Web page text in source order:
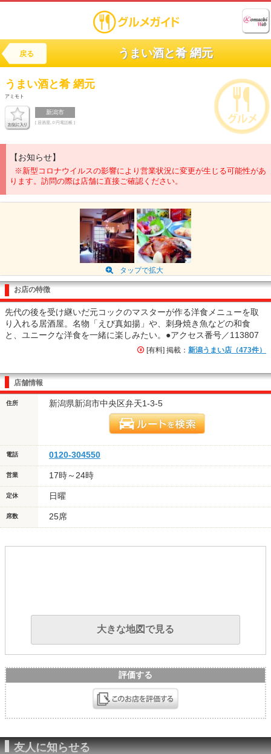
戻る うまい酒と肴 網元
うまい酒と肴 網元
アミモト
新潟市
[ 居酒屋,０円電話帳 ]
【お知らせ】
※新型コロナウイルスの影響により営業状況に変更が生じる可能性があ
ります。訪問の際は店舗に直接ご確認ください。
タップで拡大
お店の特徴
先代の後を受け継いだ元コックのマスターが作る洋食メニューを取
り入れる居酒屋。名物「えび真如揚」や、刺身焼き魚などの和食
と、ユニークな洋食を一緒に楽しみたい。●アクセス番号／113807
[有料] 掲載： 新潟うまい店（473件）
店舗情報
住所 新潟県新潟市中央区弁天1-3-5
電話 0120-304550
営業 17時～24時
定休 日曜
席数 25席
大きな地図で見る
評価する
友人に知らせる